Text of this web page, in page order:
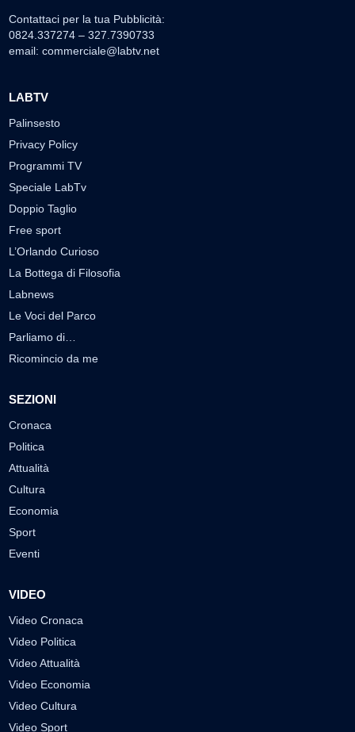
Contattaci per la tua Pubblicità:
0824.337274 – 327.7390733
email: commerciale@labtv.net
LABTV
Palinsesto
Privacy Policy
Programmi TV
Speciale LabTv
Doppio Taglio
Free sport
L’Orlando Curioso
La Bottega di Filosofia
Labnews
Le Voci del Parco
Parliamo di…
Ricomincio da me
SEZIONI
Cronaca
Politica
Attualità
Cultura
Economia
Sport
Eventi
VIDEO
Video Cronaca
Video Politica
Video Attualità
Video Economia
Video Cultura
Video Sport